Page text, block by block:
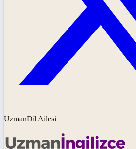
UzmanDil Ailesi